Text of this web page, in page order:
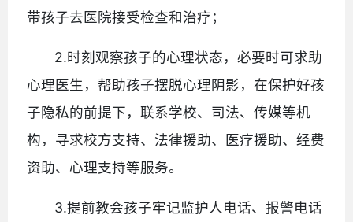
带孩子去医院接受检查和治疗；
2.时刻观察孩子的心理状态，必要时可求助
心理医生，帮助孩子摆脱心理阴影，在保护好孩
子隐私的前提下，联系学校、司法、传媒等机
构，寻求校方支持、法律援助、医疗援助、经费
资助、心理支持等服务。
3.提前教会孩子牢记监护人电话、报警电话